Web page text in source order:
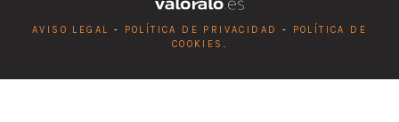
AVISO LEGAL - POLÍTICA DE PRIVACIDAD -
POLÍTICA DE
COOKIES .